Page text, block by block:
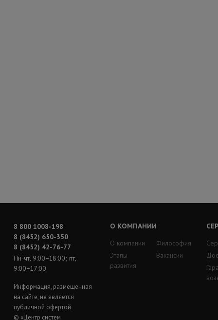
8 800 1008-198
8 (8452) 650-350
8 (8452) 42-76-77
Пн-чт, 9:00−18:00; пт,
9:00−17:00
Информация, размещенная
на сайте, не является
публичной офертой
© «Центр систем
О КОМПАНИИ
О компании
Этапы
развития
Философия
Вакансии